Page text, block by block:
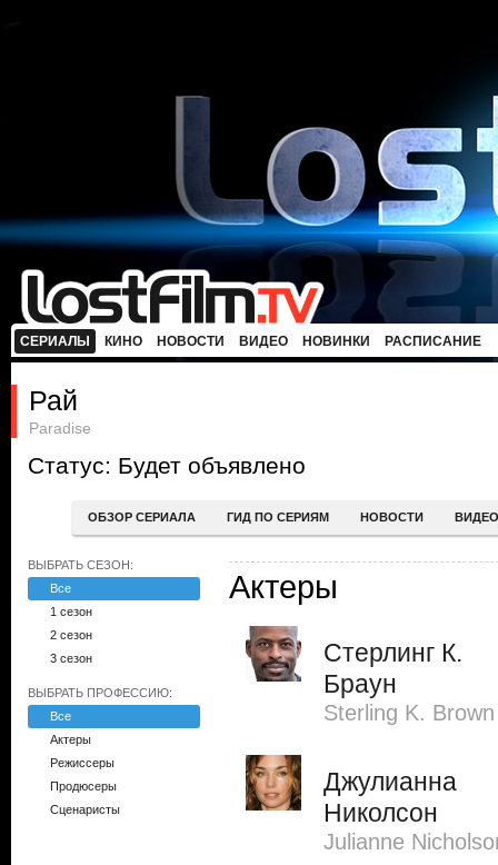
СЕРИАЛЫ КИНО НОВОСТИ ВИДЕО НОВИНКИ РАСПИСАНИЕ
Рай
Paradise
Статус: Будет объявлено
ОБЗОР СЕРИАЛА ГИД ПО СЕРИЯМ НОВОСТИ ВИДЕО
ВЫБРАТЬ СЕЗОН:
Все
1 сезон
2 сезон
3 сезон
ВЫБРАТЬ ПРОФЕССИЮ:
Все
Актеры
Режиссеры
Продюсеры
Сценаристы
Актеры
Стерлинг К.
Браун
Sterling K. Brown
Джулианна
Николсон
Julianne